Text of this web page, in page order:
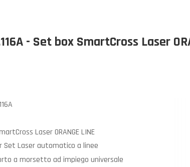
- Set box SmartCross Laser
Laser ORANGE LINE
Set Laser automatico a linee
a morsetto ad impiego universale